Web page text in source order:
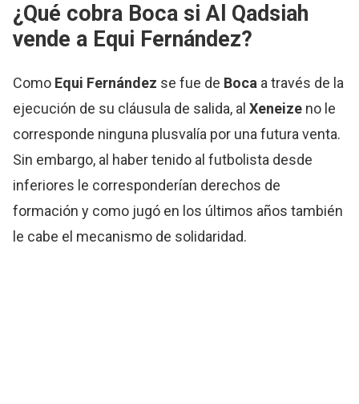
¿Qué cobra Boca si Al Qadsiah
vende a Equi Fernández?
Como Equi Fernández se fue de Boca a través de la
ejecución de su cláusula de salida, alXeneize no le
corresponde ninguna plusvalía por una futura venta.
Sin embargo, al haber tenido al futbolista desde
inferiores le corresponderían derechos de
formación y como jugó en los últimos años también
le cabe el mecanismo de solidaridad.